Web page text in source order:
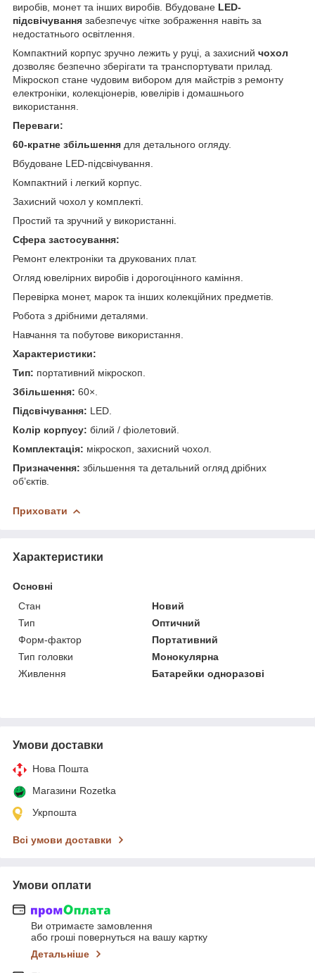
виробів, монет та інших виробів. Вбудоване LED-
підсвічування забезпечує чітке зображення навіть за
недостатнього освітлення.
Компактний корпус зручно лежить у руці, а захисний чохол
дозволяє безпечно зберігати та транспортувати прилад.
Мікроскоп стане чудовим вибором для майстрів з ремонту
електроніки, колекціонерів, ювелірів і домашнього
використання.
Переваги:
60-кратне збільшення для детального огляду.
Вбудоване LED-підсвічування.
Компактний і легкий корпус.
Захисний чохол у комплекті.
Простий та зручний у використанні.
Сфера застосування:
Ремонт електроніки та друкованих плат.
Огляд ювелірних виробів і дорогоцінного каміння.
Перевірка монет, марок та інших колекційних предметів.
Робота з дрібними деталями.
Навчання та побутове використання.
Характеристики:
Тип: портативний мікроскоп.
Збільшення: 60×.
Підсвічування: LED.
Колір корпусу: білий / фіолетовий.
Комплектація: мікроскоп, захисний чохол.
Призначення: збільшення та детальний огляд дрібних
об’єктів.
Приховати
Характеристики
Основні
Стан
Новий
Тип
Оптичний
Форм-фактор
Портативний
Тип головки
Монокулярна
Живлення
Батарейки одноразові
Умови доставки
Нова Пошта
Магазини Rozetka
Укрпошта
Всі умови доставки
Умови оплати
Ви отримаєте замовлення
або гроші повернуться на вашу картку
Детальніше